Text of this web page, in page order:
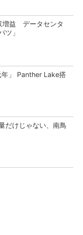
増益 データセンタ
ツ」
」 Panther Lake搭
だけじゃない、南鳥